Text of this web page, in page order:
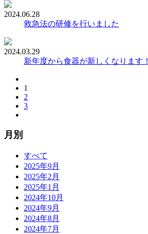
2024.06.28
救急法の研修を行いました
2024.03.29
新年度から食器が新しくなります！
1
2
3
月別
すべて
2025年9月
2025年2月
2025年1月
2024年10月
2024年9月
2024年8月
2024年7月